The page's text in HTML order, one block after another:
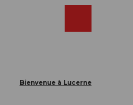
Bienvenue à Lucerne